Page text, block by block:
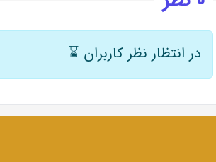
در انتظار نظر کاربران ⌛